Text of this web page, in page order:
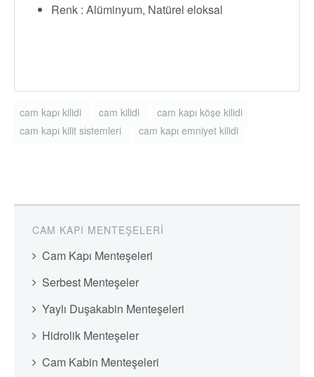
Renk : Alüminyum, Natürel eloksal
cam kapı kilidi cam kilidi
cam kapı köşe kilidi
cam kapı kilit sistemleri
cam kapı emniyet kilidi
CAM KAPI MENTEŞELERI
Cam Kapı Menteşeleri
Serbest Menteşeler
Yaylı Duşakabin Menteşeleri
Hidrolik Menteşeler
Cam Kabin Menteşeleri